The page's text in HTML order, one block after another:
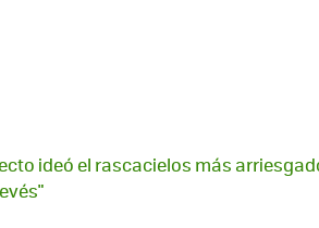
ideó el rascacielos más